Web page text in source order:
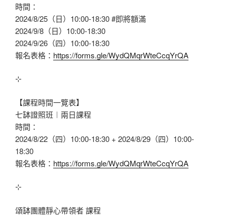
時間：
2024/8/25（日）10:00-18:30#即將額滿
2024/9/8（日）10:00-18:30
2024/9/26（四）10:00-18:30
報名表格： https://forms.gle/WydQMqrWteCcqYrQA
⊹
【課程時間一覽表】
七缽證照班︱兩日課程
時間：
2024/8/22（四）10:00-18:30 + 2024/8/29（四）10:00-
18:30
報名表格： https://forms.gle/WydQMqrWteCcqYrQA
⊹
頌缽團體靜心帶領者 課程